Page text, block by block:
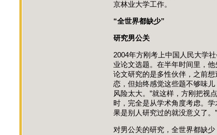
京林业大学工作。
“全世界都缺少”
研究男公关
2004年方刚考上中国人民大学
业论文选题。在半年时间里，
论文研究的是多性伙伴，之前
恋，但始终感觉这些题不够味
风险太大。”就这样，方刚把视
时，完全是从学术角度考虑。
果是别人研究过的就没意义了。
对男公关的研究，全世界都缺